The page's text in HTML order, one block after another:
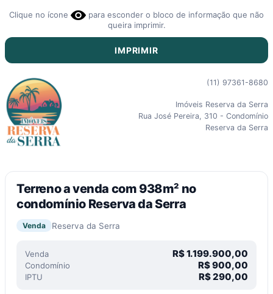
Clique no ícone
para esconder o bloco de informação que não
queira imprimir.
IMPRIMIR
(11) 97361-8680
Imóveis Reserva da Serra
Rua José Pereira, 310 - Condomínio
Reserva da Serra
Terreno a venda com 938m² no
condomínio Reserva da Serra
Venda Reserva da Serra
Venda R$1.199.900,00
Condomínio R$900,00
IPTU R$290,00